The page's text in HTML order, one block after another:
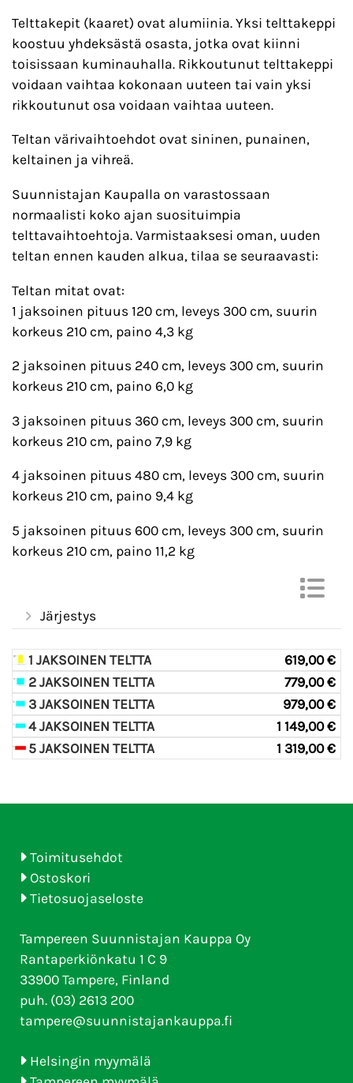
Telttakepit (kaaret) ovat alumiinia. Yksi telttakeppi
koostuu yhdeksästä osasta, jotka ovat kiinni
toisissaan kuminauhalla. Rikkoutunut telttakeppi
voidaan vaihtaa kokonaan uuteen tai vain yksi
rikkoutunut osa voidaan vaihtaa uuteen.
Teltan värivaihtoehdot ovat sininen, punainen,
keltainen ja vihreä.
Suunnistajan Kaupalla on varastossaan
normaalisti koko ajan suosituimpia
telttavaihtoehtoja. Varmistaaksesi oman, uuden
teltan ennen kauden alkua, tilaa se seuraavasti:
Teltan mitat ovat:
1 jaksoinen pituus 120 cm, leveys 300 cm, suurin
korkeus 210 cm, paino 4,3 kg
2 jaksoinen pituus 240 cm, leveys 300 cm, suurin
korkeus 210 cm, paino 6,0 kg
3 jaksoinen pituus 360 cm, leveys 300 cm, suurin
korkeus 210 cm, paino 7,9 kg
4 jaksoinen pituus 480 cm, leveys 300 cm, suurin
korkeus 210 cm, paino 9,4 kg
5 jaksoinen pituus 600 cm, leveys 300 cm, suurin
korkeus 210 cm, paino 11,2 kg
Järjestys
1 JAKSOINEN TELTTA
619,00 €
2 JAKSOINEN TELTTA
779,00 €
3 JAKSOINEN TELTTA
979,00 €
4 JAKSOINEN TELTTA
1 149,00 €
5 JAKSOINEN TELTTA
1 319,00 €
Toimitusehdot
Ostoskori
Tietosuojaseloste
Tampereen Suunnistajan Kauppa Oy
Rantaperkiönkatu 1 C 9
33900 Tampere, Finland
puh. (03) 2613 200
tampere@suunnistajankauppa.fi
Helsingin myymälä